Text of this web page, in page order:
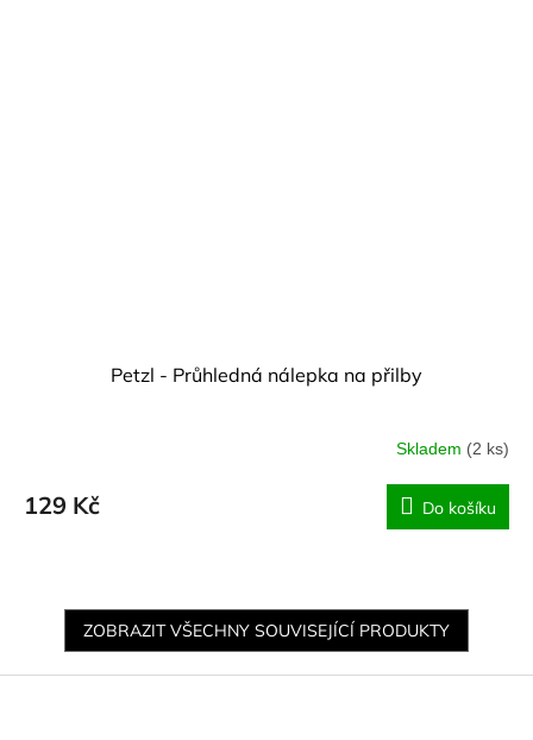
Petzl - Průhledná nálepka na přilby
Skladem (2 ks)
129 Kč Do košíku
ZOBRAZIT VŠECHNY SOUVISEJÍCÍ PRODUKTY
Z